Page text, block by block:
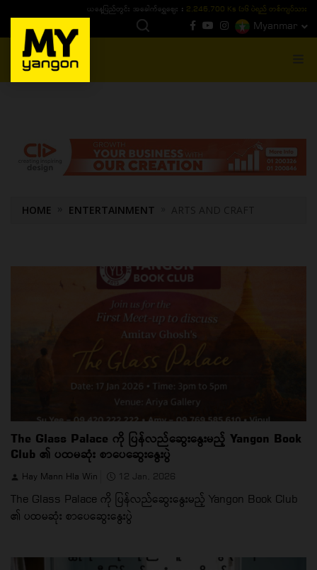
ယနေ့ပြည်တွင်း ၁၅ ပဲရည်ရွှေဈေး :3,770,000 - ပြင်ပပေါက်စျေး (၁၆ ပဲရည် တစ်ကျပ်
Myanmar
MENU
HOME ENTERTAINMENT ARTS AND CRAFT
The Glass Palace ကို ပြန်လည်ဆွေးနွေးမည့် Yangon Book
Club ၏ ပထမဆုံး စာပေဆွေးနွေးပွဲ
Hay Mann Hla Win 12 Jan, 2026
The Glass Palace ကို ပြန်လည်ဆွေးနွေးမည့် Yangon Book Club
၏ ပထမဆုံး စာပေဆွေးနွေးပွဲ